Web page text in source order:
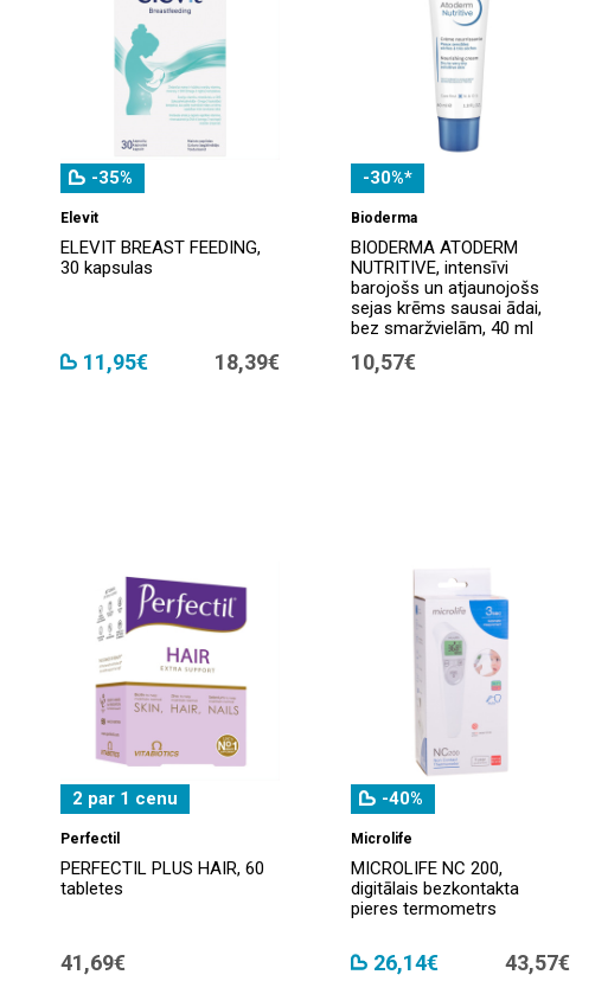
-35%
Elevit
ELEVIT BREAST FEEDING,
30 kapsulas
11,95€ 18,39€
-30%*
Bioderma
BIODERMA ATODERM
NUTRITIVE, intensīvi
barojošs un atjaunojošs
sejas krēms sausai ādai,
bez smaržvielām, 40 ml
10,57€
2 par 1 cenu
Perfectil
PERFECTIL PLUS HAIR, 60
tabletes
41,69€
-40%
Microlife
MICROLIFE NC 200,
digitālais bezkontakta
pieres termometrs
26,14€ 43,57€